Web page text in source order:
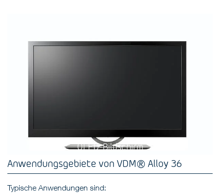
OLED-Bildschirm
Anwendungsgebiete von VDM® Alloy 36
Typische Anwendungen sind: